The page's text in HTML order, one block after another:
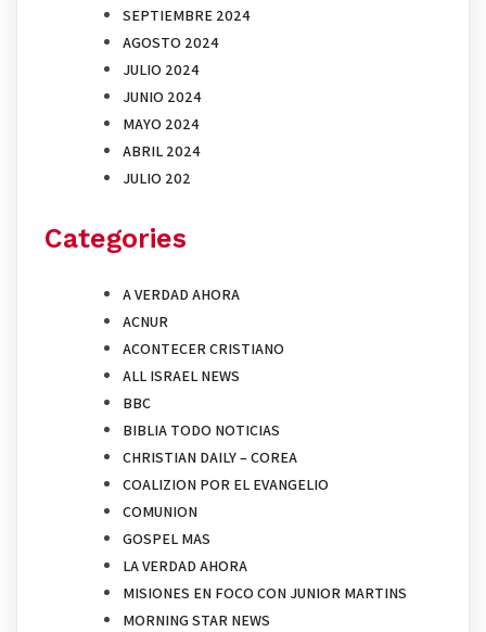
SEPTIEMBRE 2024
AGOSTO 2024
JULIO 2024
JUNIO 2024
MAYO 2024
ABRIL 2024
JULIO 202
Categories
A VERDAD AHORA
ACNUR
ACONTECER CRISTIANO
ALL ISRAEL NEWS
BBC
BIBLIA TODO NOTICIAS
CHRISTIAN DAILY – COREA
COALIZION POR EL EVANGELIO
COMUNION
GOSPEL MAS
LA VERDAD AHORA
MISIONES EN FOCO CON JUNIOR MARTINS
MORNING STAR NEWS